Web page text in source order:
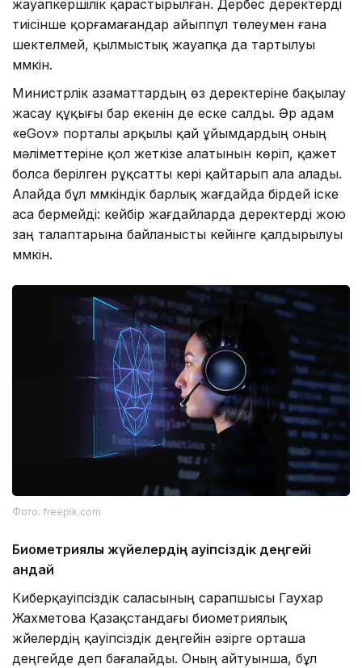
жауапкершілік қарастырылған. Дербес деректерді
тиісінше қорғамағандар айыппұл төлеумен ғана
шектелмей, қылмыстық жауапқа да тартылуы
мүмкін.
Министрлік азаматтардың өз деректеріне бақылау
жасау құқығы бар екенін де еске салды. Әр адам
«eGov» порталы арқылы қай ұйымдардың оның
мәліметтеріне қол жеткізе алатынын көріп, қажет
болса берілген рұқсатты кері қайтарып ала алады.
Алайда бұл мүмкіндік барлық жағдайда бірдей іске
аса бермейді: кейбір жағдайларда деректерді жою
заң талаптарына байланысты кейінге қалдырылуы
мүмкін.
Фото: freepik.com
Биометриялық жүйелердің қауіпсіздік деңгейі
қандай
Киберқауіпсіздік саласының сарапшысы Гаухар
Жахметова Қазақстандағы биометриялық
жүйелердің қауіпсіздік деңгейін әзірге орташа
деңгейде деп бағалайды. Оның айтуынша, бұл